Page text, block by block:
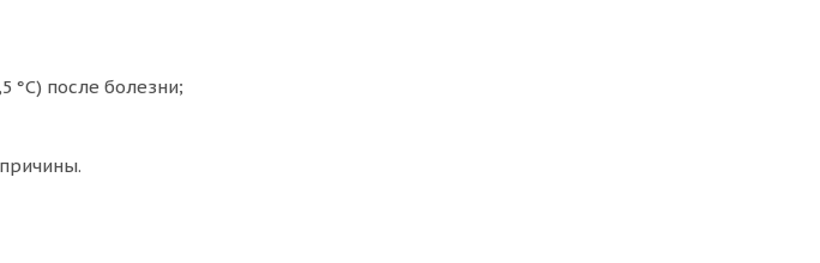
после болезни;